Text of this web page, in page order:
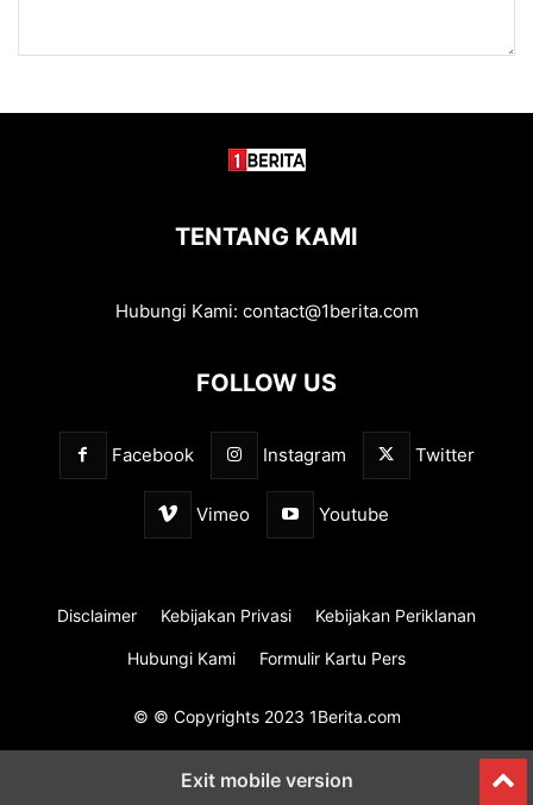
TENTANG KAMI
Hubungi Kami: contact@1berita.com
FOLLOW US
Facebook Instagram Twitter
Vimeo Youtube
Disclaimer Kebijakan Privasi Kebijakan Periklanan
Hubungi Kami Formulir Kartu Pers
© © Copyrights 2023 1Berita.com
Exit mobile version